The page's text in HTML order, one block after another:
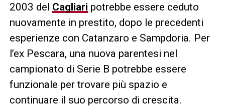
2003 del Cagliari potrebbe essere ceduto
nuovamente in prestito, dopo le precedenti
esperienze con Catanzaro e Sampdoria. Per
l’ex Pescara, una nuova parentesi nel
campionato di Serie B potrebbe essere
funzionale per trovare più spazio e
continuare il suo percorso di crescita.